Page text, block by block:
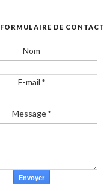
FORMULAIRE DE CONTACT
Nom
E-mail *
Message*